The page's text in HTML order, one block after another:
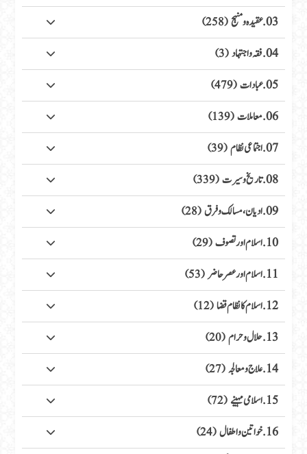
03. عقیدہ ومنہج (258)
04. فقہ واجتہاد (3)
05. عبادات (479)
06. معاملات (139)
07. اجتماعی نظام (39)
08. تاریخ وسیرت (339)
09. ادیان، مسالک وفرق (28)
10. اسلام اور تصوف (29)
11. اسلام اور عصر حاضر (53)
12. اسلام کا نظام قضا (12)
13. حلال وحرام (20)
14. علاج ومعالجہ (27)
15. اسلامی مہینے (72)
16. خواتین واطفال (24)